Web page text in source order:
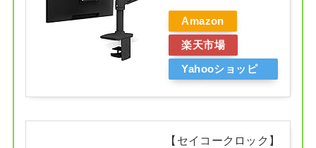
Amazon
楽天市場
Yahooショッピ
【セイコークロック】